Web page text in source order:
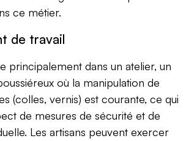
ce métier.
de travail
principalement dans un atelier, un
où la manipulation de
(colles, vernis) est courante, ce qui
de mesures de sécurité et de
Les artisans peuvent exercer